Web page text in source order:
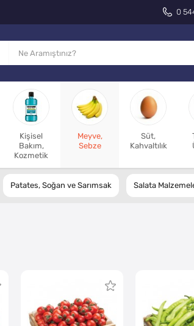
0
Kişisel
Bakım,
Kozmetik
Meyve,
Sebze
Süt,
Kahvaltılık
Patates, Soğan ve Sarımsak Salata